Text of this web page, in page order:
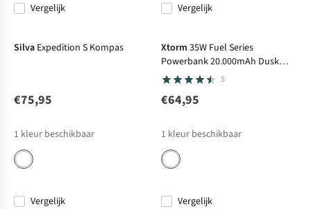
Vergelijk Vergelijk
Silva Expedition S Kompas
€75,95
1 kleur beschikbaar
Vergelijk
Xtorm 35W Fuel Series
Powerbank 20.000mAh Dusk
White
5
€64,95
1 kleur beschikbaar
Vergelijk